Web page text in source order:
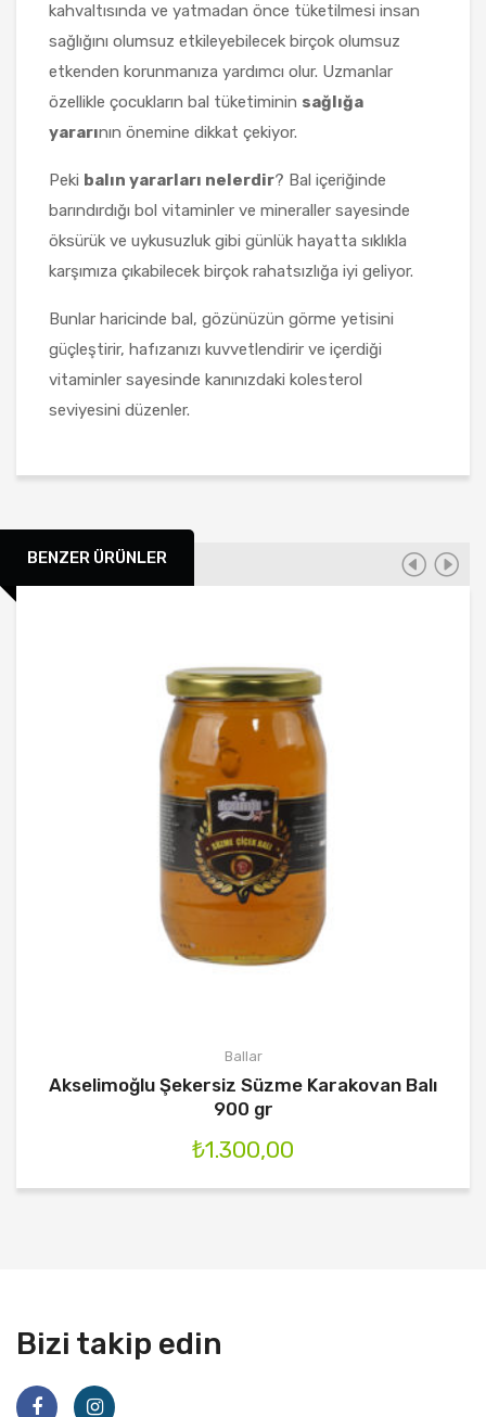
kahvaltısında ve yatmadan önce tüketilmesi insan
sağlığını olumsuz etkileyebilecek birçok olumsuz
etkenden korunmanıza yardımcı olur. Uzmanlar
özellikle çocukların bal tüketiminin sağlığa
yararının önemine dikkat çekiyor.
Peki balın yararları nelerdir? Bal içeriğinde
barındırdığı bol vitaminler ve mineraller sayesinde
öksürük ve uykusuzluk gibi günlük hayatta sıklıkla
karşımıza çıkabilecek birçok rahatsızlığa iyi geliyor.
Bunlar haricinde bal, gözünüzün görme yetisini
güçleştirir, hafızanızı kuvvetlendirir ve içerdiği
vitaminler sayesinde kanınızdaki kolesterol
seviyesini düzenler.
BENZER ÜRÜNLER
Ballar
Akselimoğlu Şekersiz Süzme Karakovan Balı
900 gr
₺1.300,00
Bizi takip edin